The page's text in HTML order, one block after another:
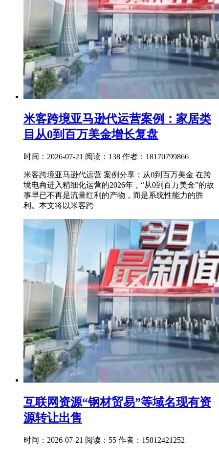
米客跨境亚马逊代运营案例：家居类
目从0到百万美金增长复盘
时间：2026-07-21 阅读：138 作者：18170799866
米客跨境亚马逊代运营 案例分享：从0到百万美金 在跨
境电商进入精细化运营的2026年，“从0到百万美金”的故
事早已不再是流量红利的产物，而是系统性能力的胜
利。本文将以米客跨
互联网资源“钢材贸易”等域名现有资
源转让出售
时间：2026-07-21 阅读：55 作者：15812421252